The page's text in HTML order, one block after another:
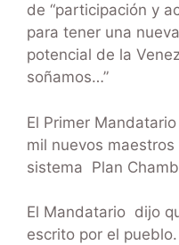
de “participación y
para tener una
potencial de la
soñamos…”
El Primer
mil nuevos
sistema Plan
El Mandatario dijo
escrito por el